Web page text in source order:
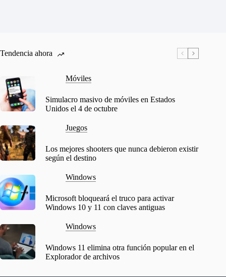
Tendencia ahora
Móviles
Simulacro masivo de móviles en Estados
Unidos el 4 de octubre
Juegos
Los mejores shooters que nunca debieron existir
según el destino
Windows
Microsoft bloqueará el truco para activar
Windows 10 y 11 con claves antiguas
Windows
Windows 11 elimina otra función popular en el
Explorador de archivos